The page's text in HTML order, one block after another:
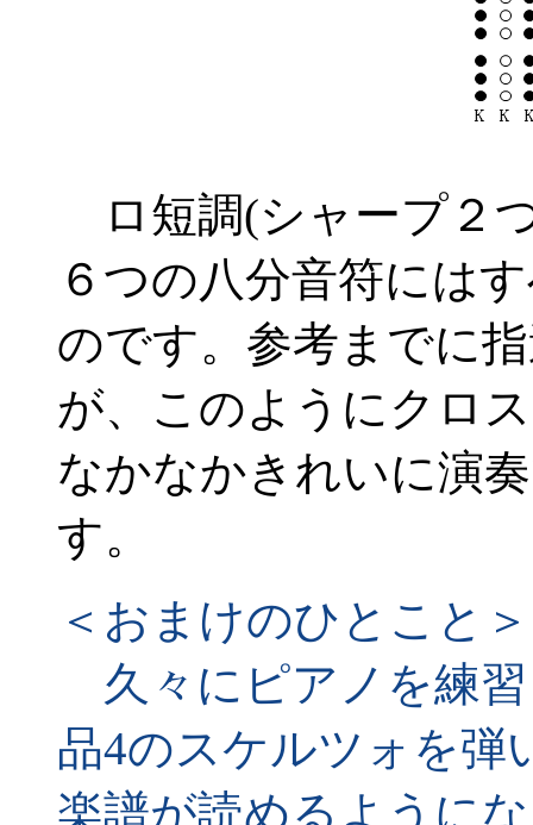
ロ短調(シャープ２
６つの八分音符には
のです。参考までに
が、このようにクロ
なかなかきれいに演
す。
＜おまけのひとこと＞
久々にピアノを練
品4のスケルツォを弾
楽譜が読めるように